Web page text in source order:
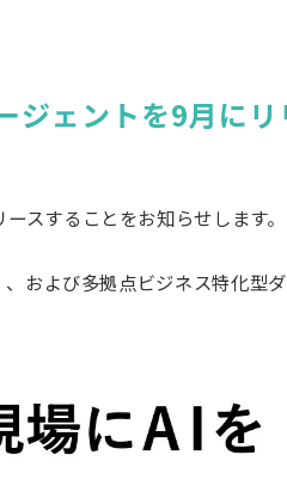
ジェントを9月にリ
スすることをお知らせします。
および多拠点ビジネス特化型